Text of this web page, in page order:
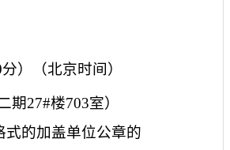
分） （北京时间）
期27#楼703室）
式的加盖单位公章的